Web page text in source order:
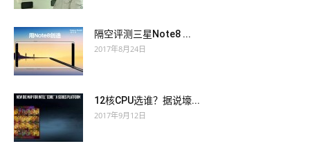
隔空评测三星Note8 ...
2017年8月24日
12核CPU选谁？据说壕...
2017年9月12日